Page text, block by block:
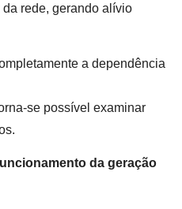
rede, gerando alívio
a dependência
se possível examinar
da geração